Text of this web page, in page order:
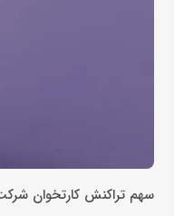
سهم تراکنش کارتخوان